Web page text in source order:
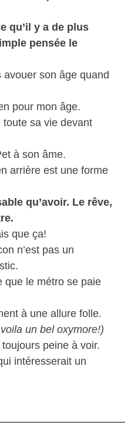
qu’il y a de plus
pensée le
son âge quand
pour mon âge.
toute sa vie devant
à son âme.
arrière est une forme
qu’avoir. Le rêve,
que ça!
n’est pas un
que le métro se paie
à une allure folle.
un bel oxymore!)
peine à voir.
intéresserait un